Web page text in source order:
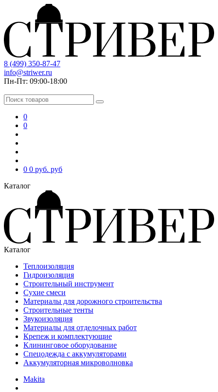
8 (499) 350-87-47
info@striwer.ru
Пн-Пт: 09:00-18:00
0
0
0 0 руб. руб
Каталог
Каталог
Теплоизоляция
Гидроизоляция
Строительный инструмент
Сухие смеси
Материалы для дорожного строительства
Строительные тенты
Звукоизоляция
Материалы для отделочных работ
Крепеж и комплектующие
Клининговое оборудование
Спецодежда с аккумуляторами
Аккумуляторная микроволновка
Makita